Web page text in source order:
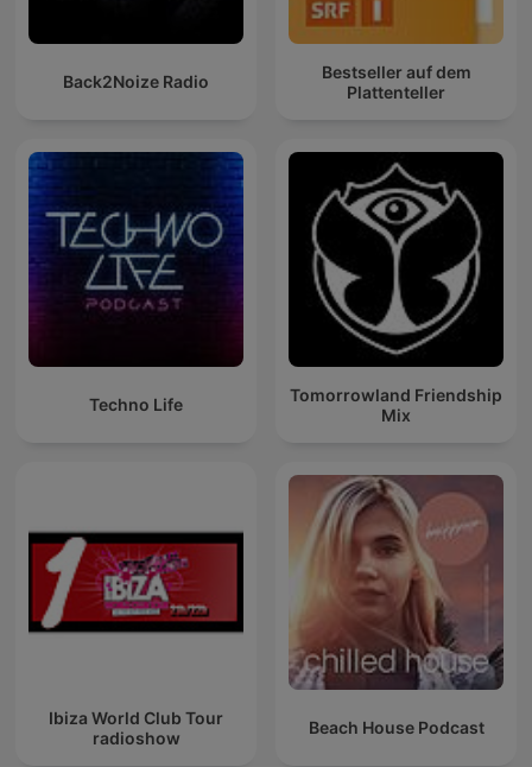
Back2Noize Radio
Bestseller auf dem
Plattenteller
Techno Life
Tomorrowland Friendship
Mix
Ibiza World Club Tour
radioshow
Beach House Podcast